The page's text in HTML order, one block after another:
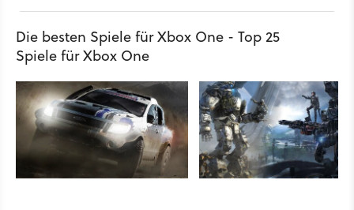
Die besten Spiele für Xbox One - Top 25
Spiele für Xbox One